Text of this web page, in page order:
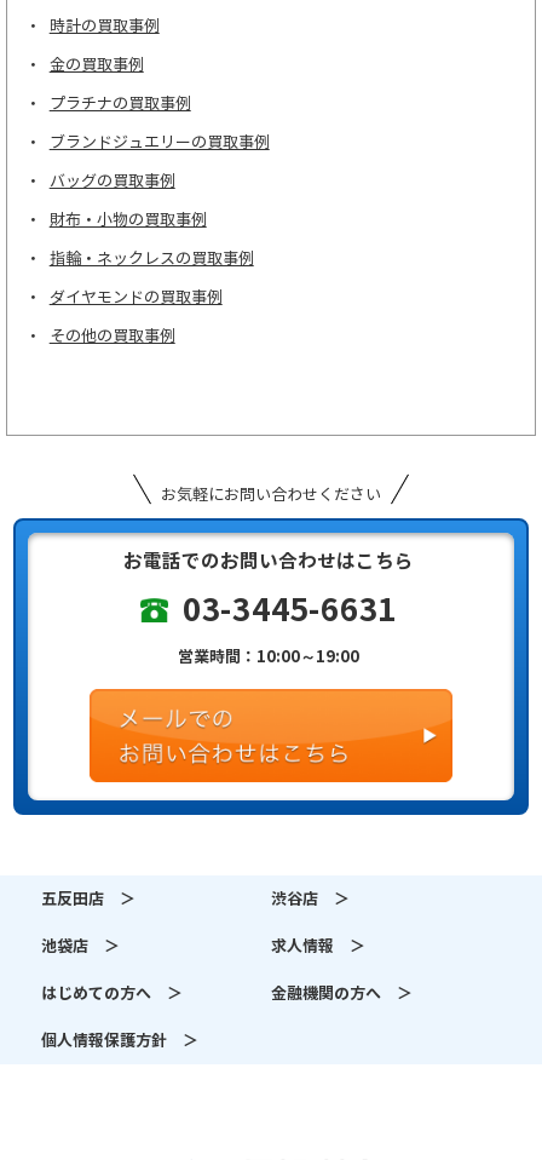
時計の買取事例
金の買取事例
プラチナの買取事例
ブランドジュエリーの買取事例
バッグの買取事例
財布・小物の買取事例
指輪・ネックレスの買取事例
ダイヤモンドの買取事例
その他の買取事例
お気軽にお問い合わせください
お電話でのお問い合わせはこちら
03-3445-6631
営業時間：10:00～19:00
五反田店 ＞ 渋谷店 ＞
池袋店 ＞ 求人情報 ＞
はじめての方へ ＞ 金融機関の方へ ＞
個人情報保護方針 ＞